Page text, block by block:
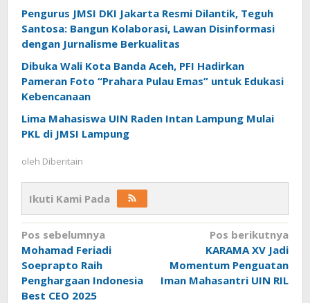
Pengurus JMSI DKI Jakarta Resmi Dilantik, Teguh
Santosa: Bangun Kolaborasi, Lawan Disinformasi
dengan Jurnalisme Berkualitas
Dibuka Wali Kota Banda Aceh, PFI Hadirkan
Pameran Foto “Prahara Pulau Emas” untuk Edukasi
Kebencanaan
Lima Mahasiswa UIN Raden Intan Lampung Mulai
PKL di JMSI Lampung
oleh Diberitain
Ikuti Kami Pada
Navigasi
pos
Pos sebelumnya
Mohamad Feriadi
Soeprapto Raih
Penghargaan Indonesia
Best CEO 2025
Pos berikutnya
KARAMA XV Jadi
Momentum Penguatan
Iman Mahasantri UIN RIL